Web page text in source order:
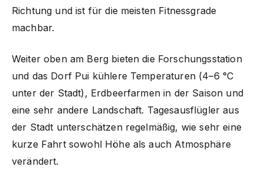
Richtung und ist für die meisten Fitnessgrade
machbar.
Weiter oben am Berg bieten die Forschungsstation
und das Dorf Pui kühlere Temperaturen (4–6 °C
unter der Stadt), Erdbeerfarmen in der Saison und
eine sehr andere Landschaft. Tagesausflügler aus
der Stadt unterschätzen regelmäßig, wie sehr eine
kurze Fahrt sowohl Höhe als auch Atmosphäre
verändert.